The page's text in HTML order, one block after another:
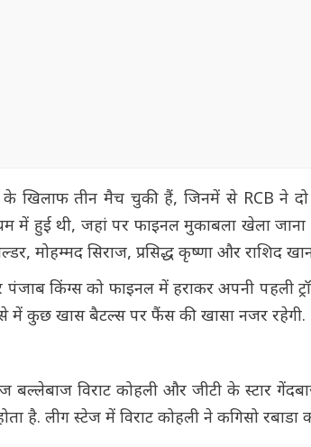
खिलाफ तीन मैच चुकी हैं, जिनमें से RCB ने
में हुई थी, जहां पर फाइनल मुकाबला खेला
मोहम्मद सिराज, प्रसिद्ध कृष्णा और राशिद
किंग्स को फाइनल में हराकर अपनी पहली
में कुछ खास बैटल्स पर फैंस की खासा नजर रहेगी.
विराट कोहली और जीटी के स्टार
है. लीग स्टेज में विराट कोहली ने कगिसो